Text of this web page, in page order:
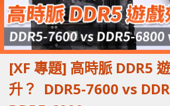
[XF 專題] 高時脈 DDR5
升？ DDR5-7600 vs